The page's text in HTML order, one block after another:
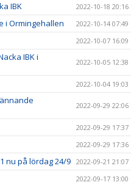
IBK 2022-10-18 20:16
i Ormingehallen 2022-10-14 07:49
2022-10-07 16:09
IBK i
2022-10-05 12:38
2022-10-04 19:03
2022-09-29 22:06
2022-09-29 17:37
2022-09-29 17:36
nu på lördag 24/9 2022-09-21 21:07
2022-09-17 13:00